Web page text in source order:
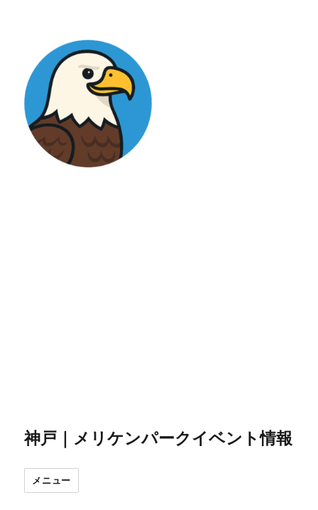
神戸｜メリケンパークイベント情報
メニュー